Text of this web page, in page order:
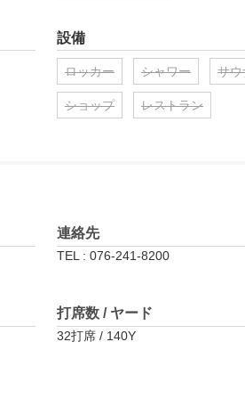
設備
ロッカー シャワー サウ
ショップ レストラン
連絡先
TEL : 076-241-8200
打席数 / ヤード
32打席 / 140Y